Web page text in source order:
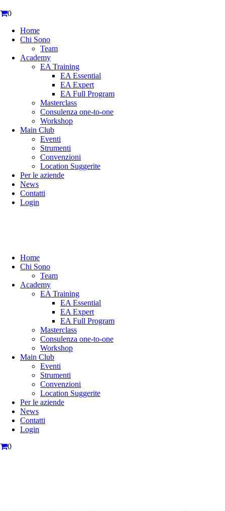
0
Home
Chi Sono
Team
Academy
EA Training
EA Essential
EA Expert
EA Full Program
Masterclass
Consulenza one-to-one
Workshop
Main Club
Eventi
Strumenti
Convenzioni
Location Suggerite
Per le aziende
News
Contatti
Login
Home
Chi Sono
Team
Academy
EA Training
EA Essential
EA Expert
EA Full Program
Masterclass
Consulenza one-to-one
Workshop
Main Club
Eventi
Strumenti
Convenzioni
Location Suggerite
Per le aziende
News
Contatti
Login
0